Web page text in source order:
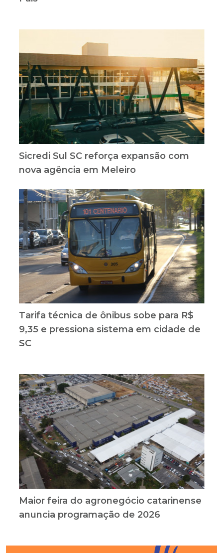
Sicredi Sul SC reforça expansão com
nova agência em Meleiro
Tarifa técnica de ônibus sobe para R$
9,35 e pressiona sistema em cidade de
SC
Maior feira do agronegócio catarinense
anuncia programação de 2026